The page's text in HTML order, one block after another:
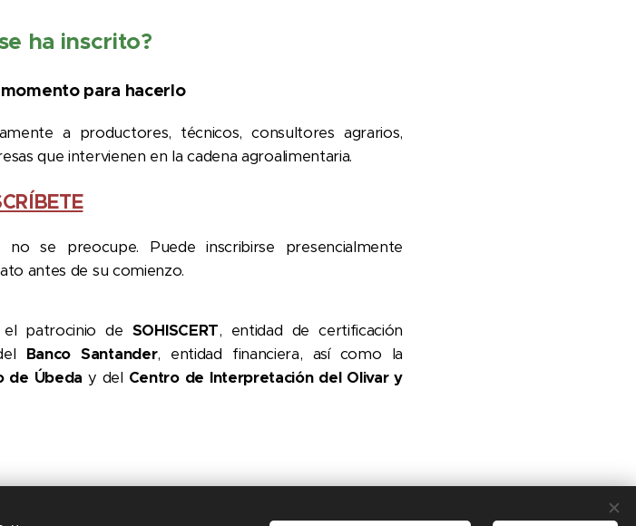
ha inscrito?
para hacerlo
a productores, técnicos, consultores agrarios,
que intervienen en la cadena agroalimentaria.
se preocupe. Puede inscribirse presencialmente
antes de su comienzo.
patrocinio de SOHISCERT, entidad de certificación
Banco Santander, entidad financiera, así como la
de Úbeda y del Centro de Interpretación del Olivar y